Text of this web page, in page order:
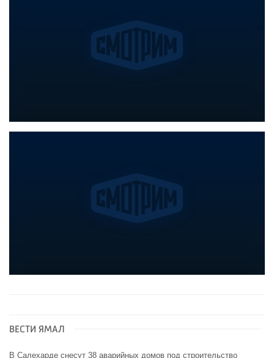
ВЕСТИ ЯМАЛ
В Салехарде снесут 38 аварийных домов под строительство